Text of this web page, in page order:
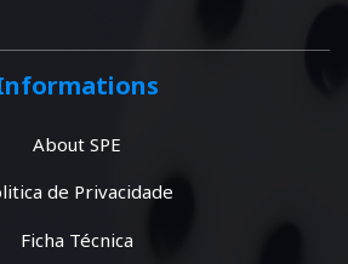
About SPE
de Privacidade
Ficha Técnica